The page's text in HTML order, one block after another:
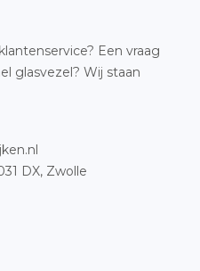
Een vraag
glasvezel? Wij staan
DX, Zwolle